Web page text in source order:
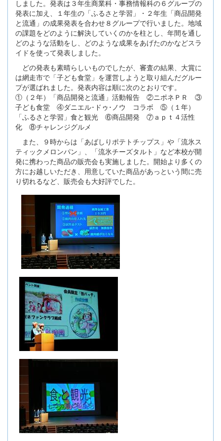
しました。発表は３年生商業科・事務情報科の６グループの
発表に加え、１年生の「ふるさと学習」・２年生「商品開発
と流通」の成果発表を合わせ８グループで行いました。地域
の課題をどのように解決していくのかを柱とし、年間を通し
どのような活動をし、どのような成果をあげたのかなどスラ
イドを使って発表しました。
どの発表も素晴らしいものでしたが、審査の結果、大賞に
は網走市で「子ども食堂」を運営しようと取り組んだグルー
プが選ばれました。発表内容は順に次のとおりです。
①（２年）「商品開発と流通」活動報告 ②ニポネＰＲ ③
子ども食堂 ④ダニエル･ドゥ･ノウ コラボ ⑤（１年）
「ふるさと学習」食と観光 ⑥商品開発 ⑦ａｐｔ４活性
化 ⑧チャレンジグルメ
また、９時からは「あばしりポテトチップス」や「流氷ス
ティックメロンパン」、「流氷チーズタルト」など本校が開
発に携わった商品の販売会も実施しました。開始より多くの
方にお越しいただき、用意していた商品があっという間に売
り切れるなど、販売会も大好評でした。